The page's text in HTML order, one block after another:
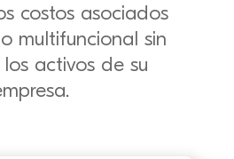
costos asociados
multifuncional sin
activos de su